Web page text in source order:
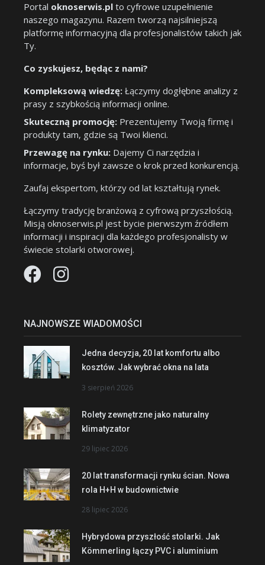
Portal oknoserwis.pl to cyfrowe uzupełnienie
naszego magazynu. Razem tworzą najsilniejszą
platformę informacyjną dla profesjonalistów takich jak
Ty.
Co zyskujesz, będąc z nami?
Kompleksową wiedzę: Łączymy dogłębne analizy z
prasy z szybkością informacji online.
Skuteczną promocję: Prezentujemy Twoją firmę i
produkty tam, gdzie są Twoi klienci.
Przewagę na rynku: Dajemy Ci narzędzia i
informacje, byś był zawsze o krok przed konkurencją.
Zaufaj ekspertom, którzy od lat kształtują rynek.
Łączymy tradycję branżową z cyfrową przyszłością.
Misją oknoserwis.pl jest bycie pierwszym źródłem
informacji i inspiracji dla każdego profesjonalisty w
świecie stolarki otworowej.
NAJNOWSZE WIADOMOŚCI
Jedna decyzja, 20 lat komfortu albo
kosztów. Jak wybrać okna na lata
3 sierpień 2026
Rolety zewnętrzne jako naturalny
klimatyzator
29 lipiec 2026
20 lat transformacji rynku ścian. Nowa
rola H+H w budownictwie
28 lipiec 2026
Hybrydowa przyszłość stolarki. Jak
Kömmerling łączy PVC i aluminium